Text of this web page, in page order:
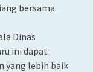
bersama.
Dinas
ini dapat
yang lebih baik